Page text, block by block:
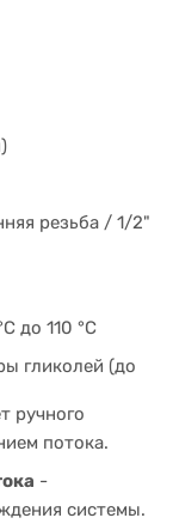
резьба / 1/2"
до 110 °C
гликолей (до
ручного
потока.
-
системы.